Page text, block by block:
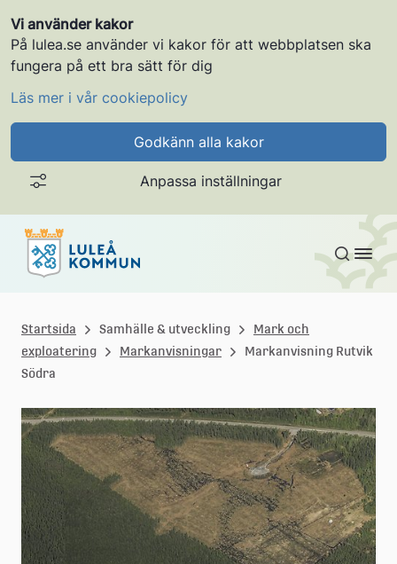
Vi använder kakor
På lulea.se använder vi kakor för att webbplatsen ska
fungera på ett bra sätt för dig
Läs mer i vår cookiepolicy
Godkänn alla kakor
Anpassa inställningar
Gå till innehållet
u
l
e
å
k
o
m
Startsida Samhälle & utveckling
Mark och
exploatering
Markanvisningar
Markanvisning Rutvik
Södra